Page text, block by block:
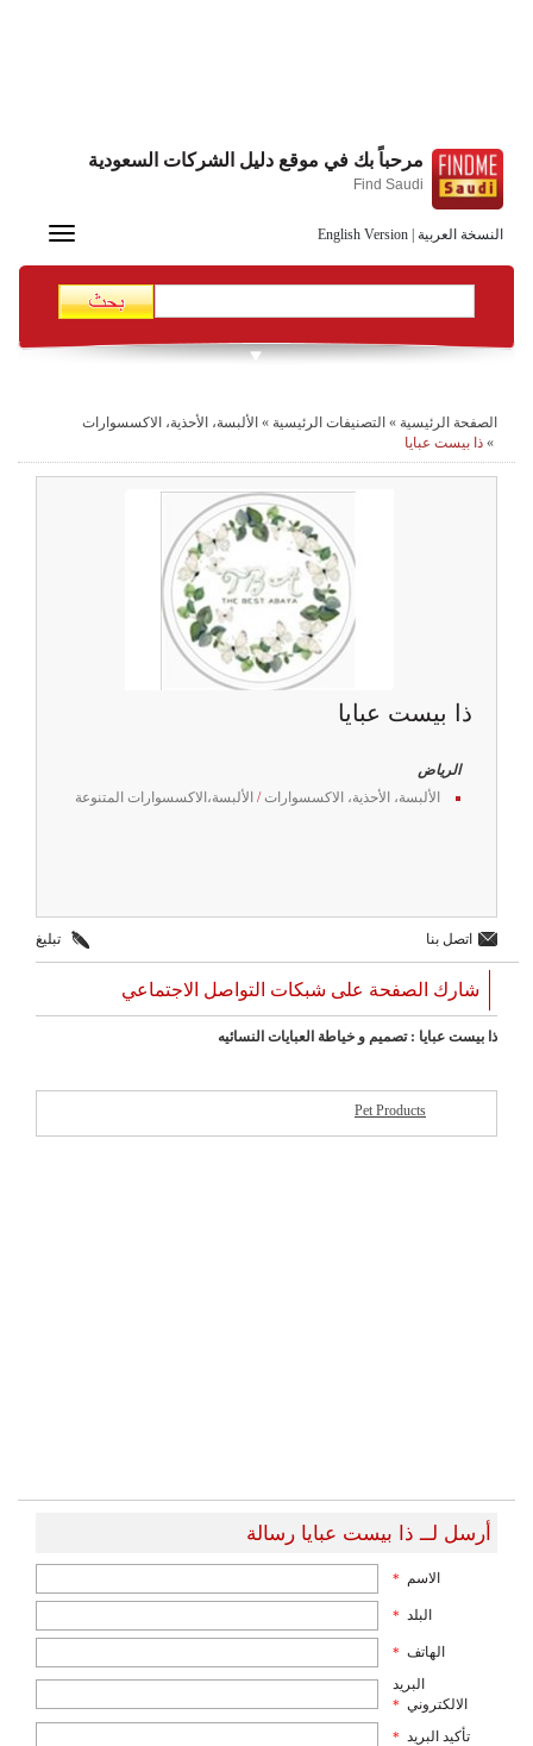
النسخة العربية English Version
مرحباً بك في موقع دليل الشركات السعودية
Find Saudi
Toggle
الصفحة الرئيسية » التصنيفات الرئيسية » الألبسة، الأحذية، الاكسسوارات
» ذا بيست عبايا
ذا بيست عبايا
الرياض
الألبسة، الأحذية، الاكسسوارات/ الألبسة،الاكسسوارات المتنوعة
اتصل بنا تبليغ
شارك الصفحة على شبكات التواصل الاجتماعي
ذا بيست عبايا : تصميم و خياطة العبايات النسائيه
Pet Products
أرسل لــ ذا بيست عبايا رسالة
الاسم *
البلد *
الهاتف *
البريد
الالكتروني *
تأكيد البريد *